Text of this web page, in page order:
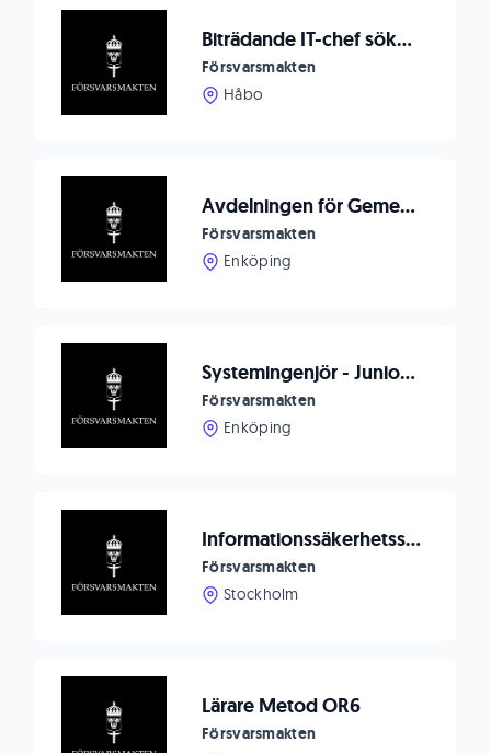
Biträdande IT-chef sökes till F 16 Bålsta
Försvarsmakten
Håbo
Avdelningen för Gemensamma Operationer söker 2 st Stabsassistenter OR6
Försvarsmakten
Enköping
Systemingenjör - Junior AI Utvecklare
Försvarsmakten
Enköping
Informationssäkerhetsspecialist vid Must
Försvarsmakten
Stockholm
Lärare Metod OR6
Försvarsmakten